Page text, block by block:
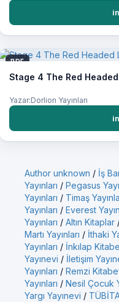
PDF
Stage 4 The Red
Yazar:Dorlion Yayınları
Author unknown / İş
Yayınları / Pegasus
Yayınları / Timaş
Yayınları / Everest
Yayınları / Altın Kitaplar
Martı Yayınları / İthaki
Yayınları / İnkılap
Yayınevi / İletişim
Yayınları / Remzi
Yayınları / Nesil Çocuk
Yargı Yayınevi /